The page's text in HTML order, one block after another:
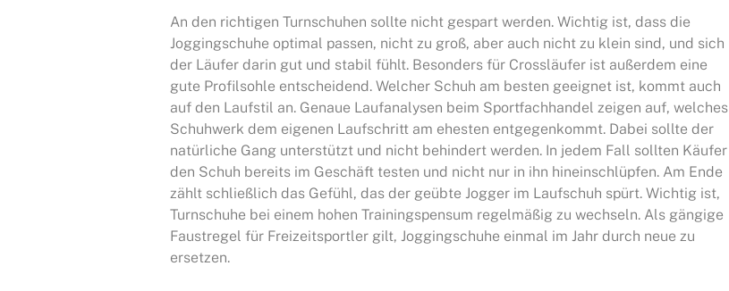
An den richtigen Turnschuhen sollte nicht gespart werden. Wichtig ist, dass die
Joggingschuhe optimal passen, nicht zu groß, aber auch nicht zu klein sind, und sich
der Läufer darin gut und stabil fühlt. Besonders für Crossläufer ist außerdem eine
gute Profilsohle entscheidend. Welcher Schuh am besten geeignet ist, kommt auch
auf den Laufstil an. Genaue Laufanalysen beim Sportfachhandel zeigen auf, welches
Schuhwerk dem eigenen Laufschritt am ehesten entgegenkommt. Dabei sollte der
natürliche Gang unterstützt und nicht behindert werden. In jedem Fall sollten Käufer
den Schuh bereits im Geschäft testen und nicht nur in ihn hineinschlüpfen. Am Ende
zählt schließlich das Gefühl, das der geübte Jogger im Laufschuh spürt. Wichtig ist,
Turnschuhe bei einem hohen Trainingspensum regelmäßig zu wechseln. Als gängige
Faustregel für Freizeitsportler gilt, Joggingschuhe einmal im Jahr durch neue zu
ersetzen.